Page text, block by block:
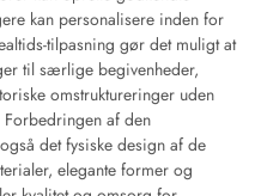
kan personalisere inden for
tilpasning gør det muligt at
til særlige begivenheder,
omstruktureringer uden
af den
det fysiske design af de
elegante former og